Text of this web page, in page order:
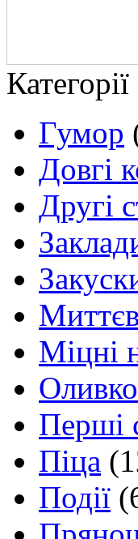
Категорії
Гумор
Довгі
Другі
Міцні
Перші
Піца
Події